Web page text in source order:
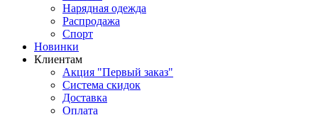
Нарядная одежда
Распродажа
Спорт
Новинки
Клиентам
Акция "Первый заказ"
Система скидок
Доставка
Оплата